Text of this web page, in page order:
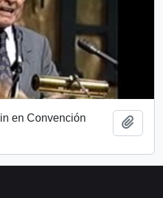
en Convención